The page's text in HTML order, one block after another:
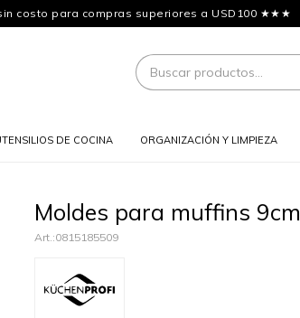
costo para compras superiores a USD100 ★★★
DE COCINA ORGANIZACIÓN Y LIMPIEZA
Moldes para muffins 9cm
0815185509